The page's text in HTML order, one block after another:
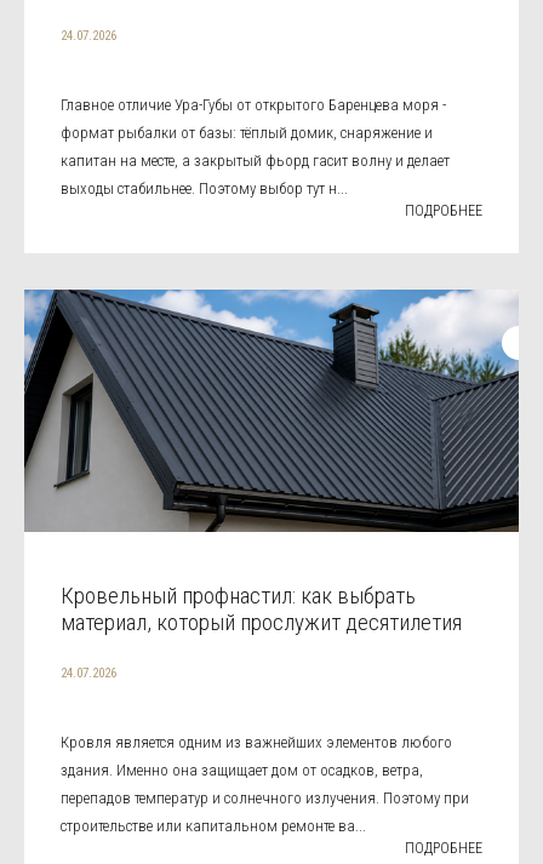
24.07.2026
Главное отличие Ура-Губы от открытого Баренцева моря -
формат рыбалки от базы: тёплый домик, снаряжение и
капитан на месте, а закрытый фьорд гасит волну и делает
выходы стабильнее. Поэтому выбор тут н...
ПОДРОБНЕЕ
Кровельный профнастил: как выбрать
материал, который прослужит десятилетия
24.07.2026
Кровля является одним из важнейших элементов любого
здания. Именно она защищает дом от осадков, ветра,
перепадов температур и солнечного излучения. Поэтому при
строительстве или капитальном ремонте ва...
ПОДРОБНЕЕ